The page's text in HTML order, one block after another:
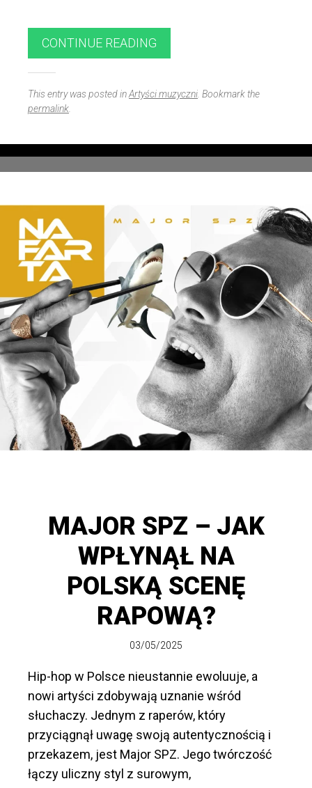
CONTINUE READING
This entry was posted inArtyści muzyczni . Bookmark the
permalink
MAJOR SPZ – JAK
WPŁYNĄŁ NA
POLSKĄ SCENĘ
RAPOWĄ?
03/05/2025
Hip-hop w Polsce nieustannie ewoluuje, a
nowi artyści zdobywają uznanie wśród
słuchaczy. Jednym z raperów, który
przyciągnął uwagę swoją autentycznością i
przekazem, jest Major SPZ. Jego twórczość
łączy uliczny styl z surowym,